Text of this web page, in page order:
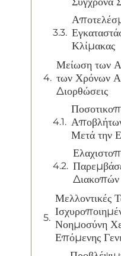
Κλίμακας
Μείωση των
των Χρόνων
Διορθώσεις
Μετά την
Διακοπών
Μελλοντικές
Νοημοσύνη
Επόμενης